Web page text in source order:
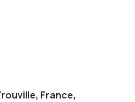
France,